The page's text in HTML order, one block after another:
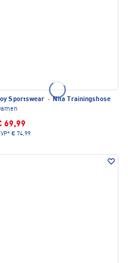
Sportswear · Nita Trainingshose
69,99
€ 74,99